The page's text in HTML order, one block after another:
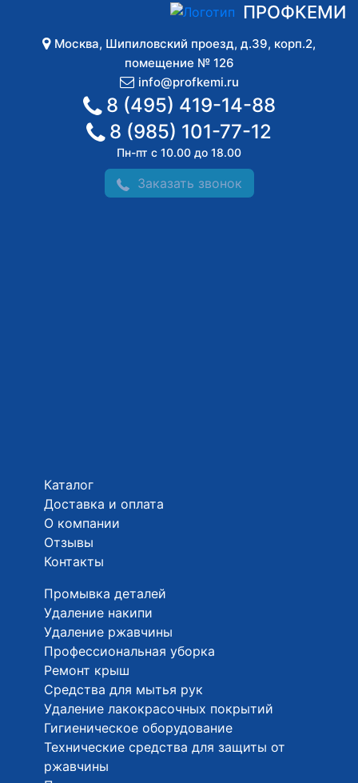
ПРОФКЕМИ
Москва, Шипиловский проезд, д.39, корп.2,
помещение № 126
info@profkemi.ru
8 (495) 419-14-88
8 (985) 101-77-12
Пн-пт с 10.00 до 18.00
Заказать звонок
Каталог
Доставка и оплата
О компании
Отзывы
Контакты
Промывка деталей
Удаление накипи
Удаление ржавчины
Профессиональная уборка
Ремонт крыш
Средства для мытья рук
Удаление лакокрасочных покрытий
Гигиеническое оборудование
Технические средства для защиты от
ржавчины